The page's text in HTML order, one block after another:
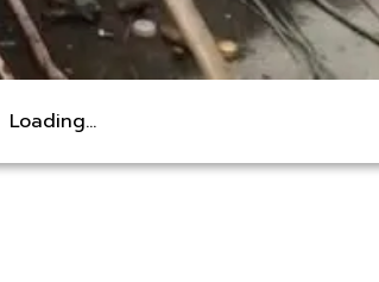
Loading...